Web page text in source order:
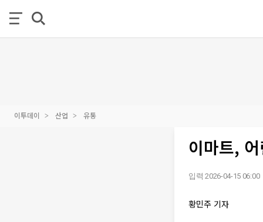
이투데이 산업 유통
이마트,
입력 2026-04-15 06:00
황민주 기자